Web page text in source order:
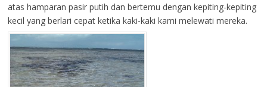
atas hamparan pasir putih dan bertemu dengan kepiting-kepiting
kecil yang berlari cepat ketika kaki-kaki kami melewati mereka.